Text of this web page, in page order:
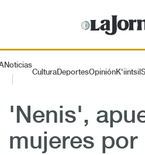
Noticias
CulturaDeportesOpiniónK'iintsil
'Nenis',
mujeres por